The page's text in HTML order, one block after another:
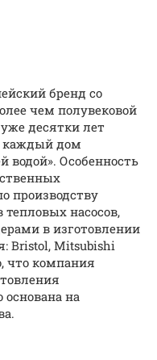
бренд со
чем полувековой
десятки лет
каждый дом
Особенность
производству
насосов,
в изготовлении
Bristol, Mitsubishi
что компания
основана на